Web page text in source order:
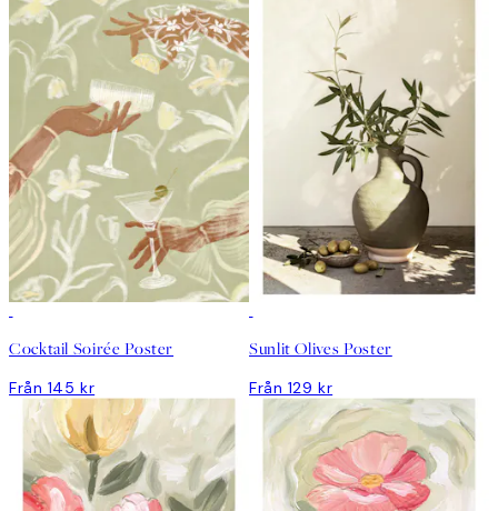
Cocktail Soirée Poster
Från 145 kr
Sunlit Olives Poster
Från 129 kr